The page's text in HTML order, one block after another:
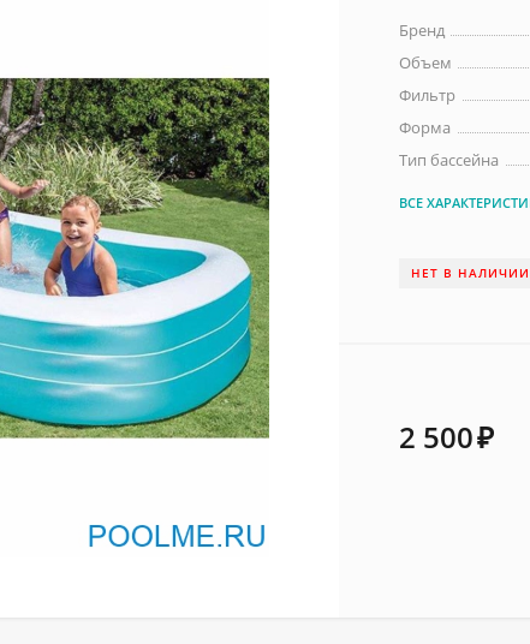
Бренд
Объем
Фильтр
Форма
Тип бассейна
ВСЕ
НЕТ В НАЛИЧИИ
2 500₽